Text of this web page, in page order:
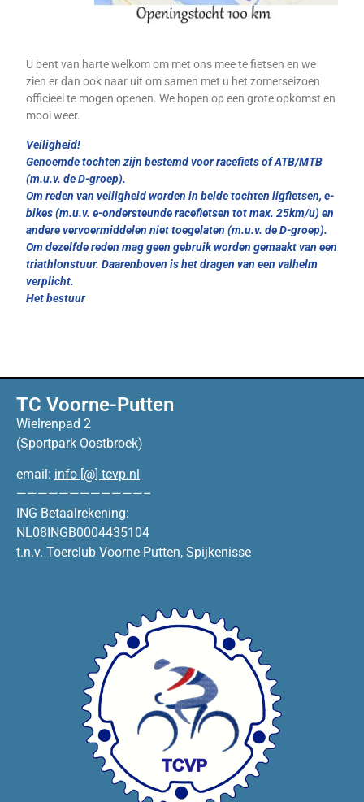
U bent van harte welkom om met ons mee te fietsen en we
zien er dan ook naar uit om samen met u het zomerseizoen
officieel te mogen openen. We hopen op een grote opkomst en
mooi weer.
Veiligheid!
Genoemde tochten zijn bestemd voor racefiets of ATB/MTB
(m.u.v. de D-groep).
Om reden van veiligheid worden in beide tochten ligfietsen, e-
bikes (m.u.v. e-ondersteunde racefietsen tot max. 25km/u) en
andere vervoermiddelen niet toegelaten (m.u.v. de D-groep).
Om dezelfde reden mag geen gebruik worden gemaakt van een
triathlonstuur. Daarenboven is het dragen van een valhelm
verplicht.
Het bestuur
TC Voorne-Putten
Wielrenpad 2
(Sportpark Oostbroek)
email: info [@] tcvp.nl
————————————–
ING Betaalrekening:
NL08INGB0004435104
t.n.v. Toerclub Voorne-Putten, Spijkenisse